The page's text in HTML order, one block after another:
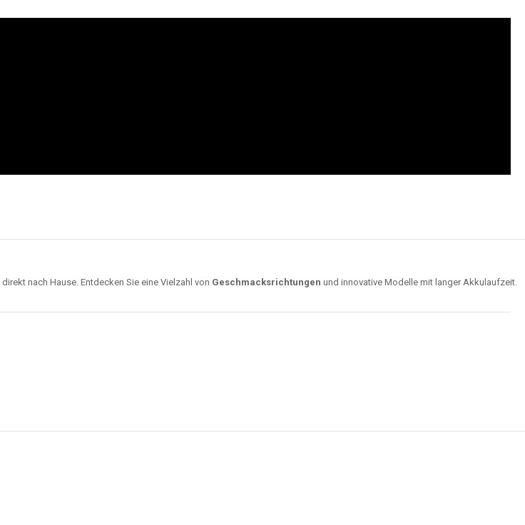
direkt nach Hause. Entdecken Sie eine Vielzahl von Geschmacksrichtungen und innovative Modelle mit langer Akkulaufzeit.